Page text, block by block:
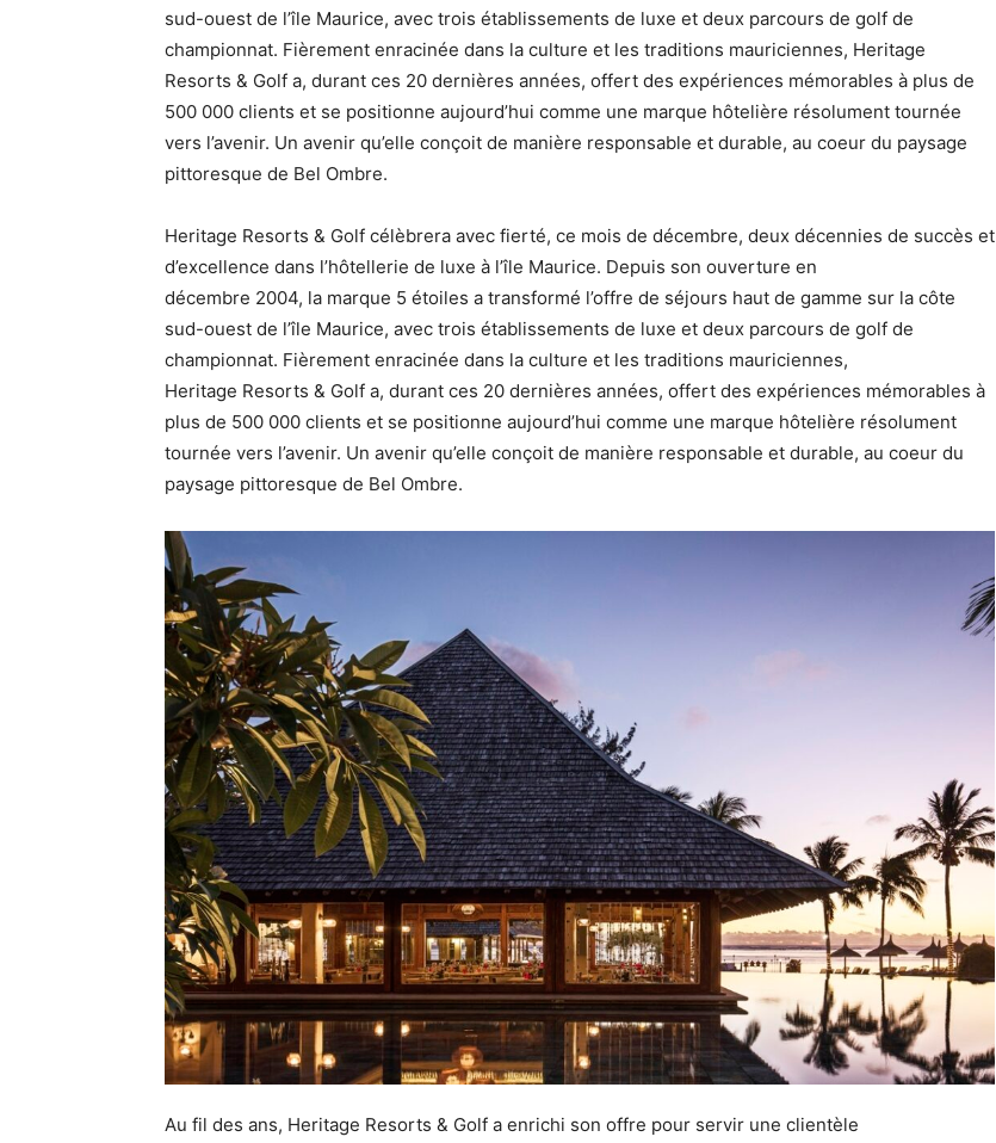
sud-ouest de l’île Maurice, avec trois établissements de luxe et deux parcours de golf de
championnat. Fièrement enracinée dans la culture et les traditions mauriciennes, Heritage
Resorts & Golf a, durant ces 20 dernières années, offert des expériences mémorables à plus de
500 000 clients et se positionne aujourd’hui comme une marque hôtelière résolument tournée
vers l’avenir. Un avenir qu’elle conçoit de manière responsable et durable, au coeur du paysage
pittoresque de Bel Ombre.
Heritage Resorts & Golf célèbrera avec fierté, ce mois de décembre, deux décennies de succès et
d’excellence dans l’hôtellerie de luxe à l’île Maurice. Depuis son ouverture en
décembre 2004, la marque 5 étoiles a transformé l’offre de séjours haut de gamme sur la côte
sud-ouest de l’île Maurice, avec trois établissements de luxe et deux parcours de golf de
championnat. Fièrement enracinée dans la culture et les traditions mauriciennes,
Heritage Resorts & Golf a, durant ces 20 dernières années, offert des expériences mémorables à
plus de 500 000 clients et se positionne aujourd’hui comme une marque hôtelière résolument
tournée vers l’avenir. Un avenir qu’elle conçoit de manière responsable et durable, au coeur du
paysage pittoresque de Bel Ombre.
Au fil des ans, Heritage Resorts & Golf a enrichi son offre pour servir une clientèle